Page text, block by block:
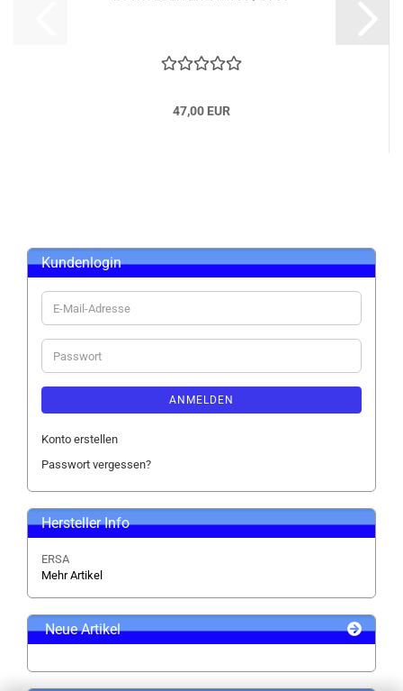
47,00 EUR
Kundenlogin
E-
Mail-
Adresse
Passwort
ANMELDEN
Konto erstellen
Passwort vergessen?
Hersteller Info
ERSA
Mehr Artikel
Neue Artikel